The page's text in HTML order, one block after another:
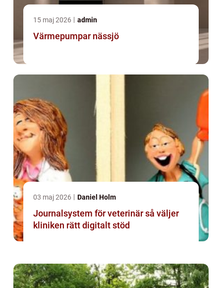
15 maj 2026 admin
Värmepumpar nässjö
03 maj 2026 Daniel Holm
Journalsystem för veterinär så väljer
kliniken rätt digitalt stöd